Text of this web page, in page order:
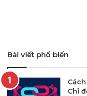
Bài viết phổ biến
Chỉ